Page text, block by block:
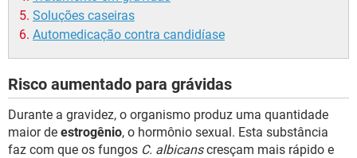
Soluções caseiras
Automedicação contra candidíase
Risco aumentado para grávidas
Durante a gravidez, o organismo produz uma quantidade
maior de estrogênio, o hormônio sexual. Esta substância
faz com que os fungos C. albicanscresçam mais rápido e